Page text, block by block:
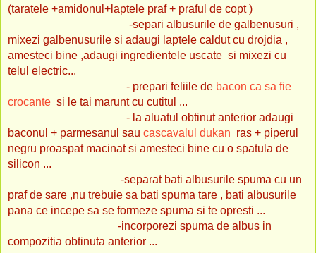
(taratele +amidonul+laptele praf + praful de copt )
-separi albusurile de galbenusuri ,
mixezi galbenusurile si adaugi laptele caldut cu drojdia ,
amesteci bine ,adaugi ingredientele uscate si mixezi cu
telul electric...
- prepari feliile de bacon ca sa fie
crocante si le tai marunt cu cutitul ...
- la aluatul obtinut anterior adaugi
baconul + parmesanul sau cascavalul dukan ras + piperul
negru proaspat macinat si amesteci bine cu o spatula de
silicon ...
-separat bati albusurile spuma cu un
praf de sare ,nu trebuie sa bati spuma tare , bati albusurile
pana ce incepe sa se formeze spuma si te opresti ...
-incorporezi spuma de albus in
compozitia obtinuta anterior ...